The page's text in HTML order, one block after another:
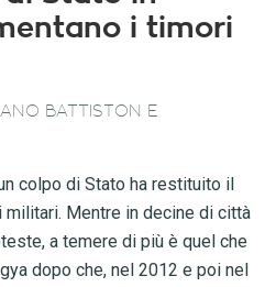
i timori
BATTISTON E
colpo di Stato ha restituito il
militari. Mentre in decine di città
a temere di più è quel che
dopo che, nel 2012 e poi nel